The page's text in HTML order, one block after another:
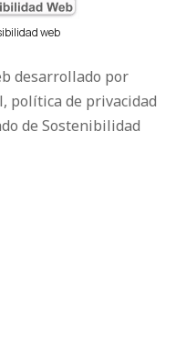
web
desarrollado por
política de privacidad
de Sostenibilidad